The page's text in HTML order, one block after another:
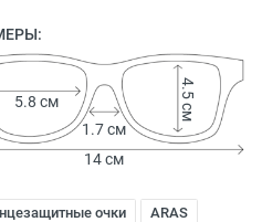
1.7 см
5.8 см 4.5 см
14 см
очки ARAS